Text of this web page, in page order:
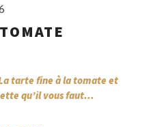
tarte fine à la tomate et
qu’il vous faut...